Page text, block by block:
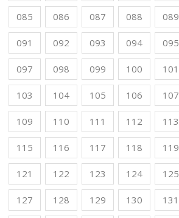
085 086 087 088 089
091 092 093 094 095
097 098 099 100 101
103 104 105 106 107
109 110 111 112 113
115 116 117 118 119
121 122 123 124 125
127 128 129 130 131